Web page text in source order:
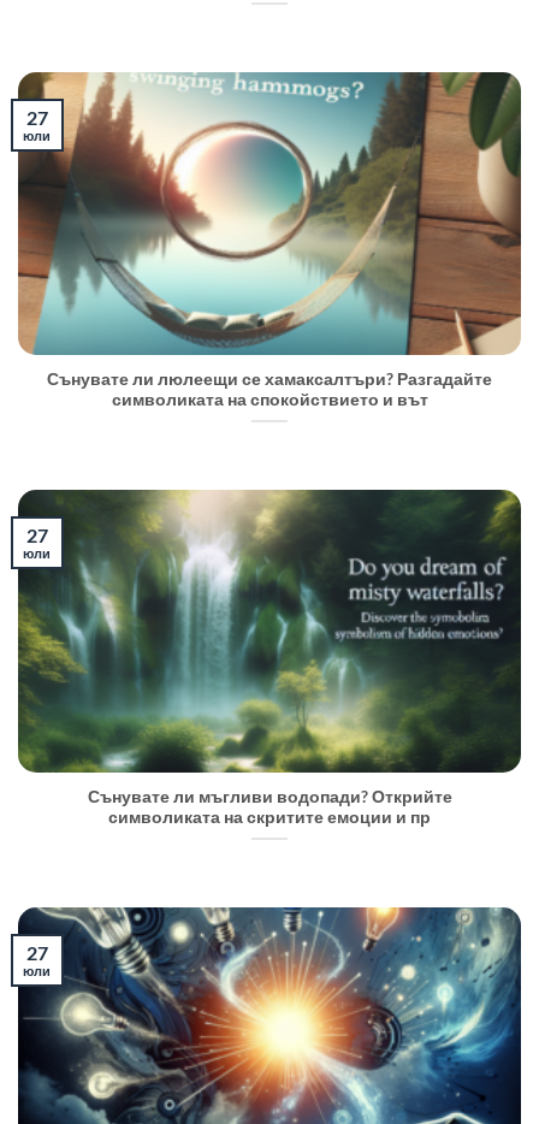
Сънувате ли люлеещи се хамаксалтъри? Разгадайте
символиката на спокойствието и вът
27
юли
Сънувате ли мъгливи водопади? Открийте
символиката на скритите емоции и пр
27
юли
27
юли